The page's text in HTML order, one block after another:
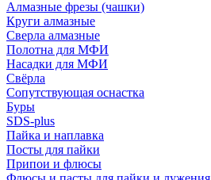
Алмазные фрезы (чашки)
Круги алмазные
Сверла алмазные
Полотна для МФИ
Насадки для МФИ
Свёрла
Сопутствующая оснастка
Буры
SDS-plus
Пайка и наплавка
Посты для пайки
Припои и флюсы